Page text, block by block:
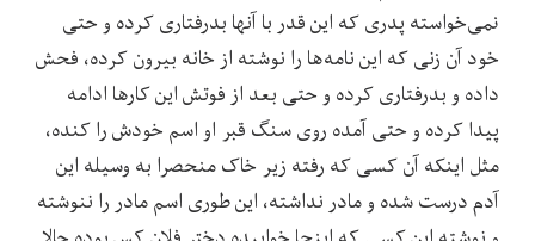
نمی‌خواسته پدری که این قدر با آنها بدرفتاری کرده و حتی
خود آن زنی که این نامه‌ها را نوشته از خانه بیرون کرده، فحش
داده و بدرفتاری کرده و حتی بعد از فوتش این کارها ادامه
پیدا کرده و حتی آمده روی سنگ قبر او اسم خودش را کنده،
مثل اینکه آن کسی که رفته زیر خاک منحصرا به وسیله این
آدم درست شده و مادر نداشته، این طوری اسم مادر را ننوشته